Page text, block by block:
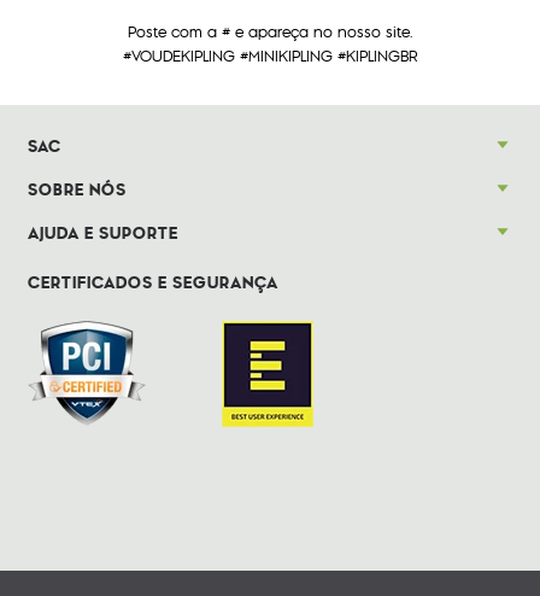
Poste com a # e apareça no nosso site.
#VOUDEKIPLING #MINIKIPLING #KIPLINGBR
SAC
SOBRE NÓS
AJUDA E SUPORTE
CERTIFICADOS E SEGURANÇA